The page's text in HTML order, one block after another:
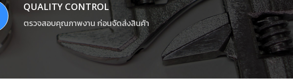
QUALITY CONTROL
ตรวจสอบคุณภาพงาน ก่อนจัดส่งสินค้า